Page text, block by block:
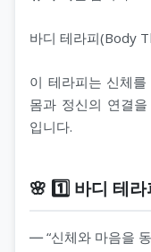
바디 테라피(Body
이 테라피는 신체
몸과 정신의 연결
입니다.
🌸 1️⃣ 바디 테
― “신체와 마음을